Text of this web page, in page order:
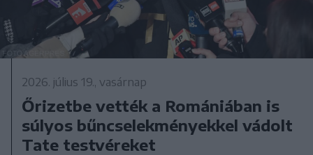
2026. július 19., vasárnap
Őrizetbe vették a Romániában is
súlyos bűncselekményekkel vádolt
Tate testvéreket